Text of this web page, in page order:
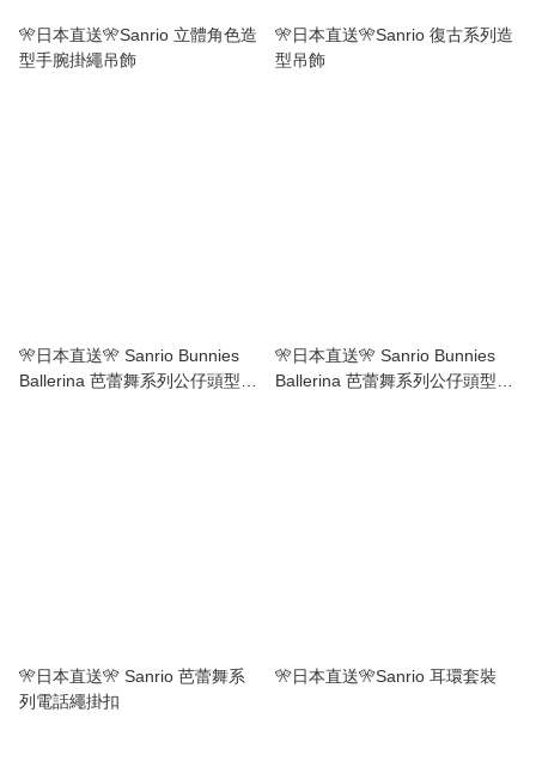
🎌日本直送🎌Sanrio 立體角色造
型手腕掛繩吊飾
🎌日本直送🎌Sanrio 復古系列造
型吊飾
🎌日本直送🎌 Sanrio Bunnies
Ballerina 芭蕾舞系列公仔頭型鏡
🎌日本直送🎌 Sanrio Bunnies
Ballerina 芭蕾舞系列公仔頭型髮
🎌日本直送🎌 Sanrio 芭蕾舞系
列電話繩掛扣
🎌日本直送🎌Sanrio 耳環套裝